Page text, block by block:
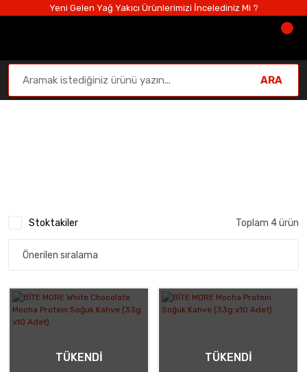
Yeni Gelen Yağ Yakıcı Ürünlerimizi İncelediniz Mi ?
ARA
Stoktakiler Toplam 4 ürün
TÜKENDI TÜKENDI